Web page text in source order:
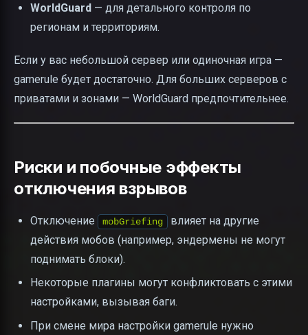
WorldGuard — для детального контроля по
регионам и территориям.
Если у вас небольшой сервер или одиночная игра —
gamerule будет достаточно. Для больших серверов с
приватами и зонами — WorldGuard предпочтительнее.
Риски и побочные эффекты
отключения взрывов
Отключение mobGriefing
влияет на другие
действия мобов (например, эндермены не могут
поднимать блоки).
Некоторые плагины могут конфликтовать с этими
настройками, вызывая баги.
При смене мира настройки gamerule нужно